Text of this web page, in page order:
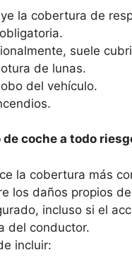
la cobertura de
suele
de lunas.
del vehículo.
de coche a todo
la cobertura más
los daños propios
incluso si el
del conductor.
incluir: